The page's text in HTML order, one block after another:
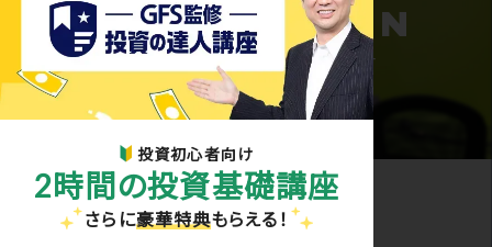
投資初心者向け
2時間の投資基礎講座
さらに豪華特典もらえる！
INFORMATION
- お知らせ・メディア実績 -
ホーム>お知らせ・メディア実績> movie_02
2021.02.16